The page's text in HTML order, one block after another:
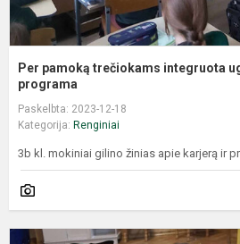
Per pamoką trečiokams integruota
programa
Paskelbta: 2023-12-18
Kategorija: Renginiai
3b kl. mokiniai gilino žinias apie karjerą ir